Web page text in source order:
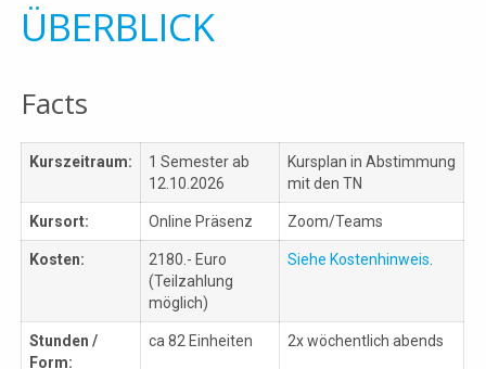
ÜBERBLICK
Facts
Kurszeitraum:
1 Semester ab
12.10.2026
Kursplan in Abstimmung
mit den TN
Kursort: Online Präsenz Zoom/Teams
Kosten:
2180.- Euro
(Teilzahlung
möglich)
Siehe Kostenhinweis
Stunden /
Form:
ca 82 Einheiten 2x wöchentlich abends